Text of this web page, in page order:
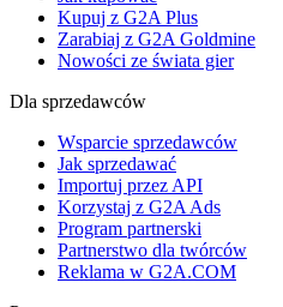
Kupuj z G2A Plus
Zarabiaj z G2A Goldmine
Nowości ze świata gier
Dla sprzedawców
Wsparcie sprzedawców
Jak sprzedawać
Importuj przez API
Korzystaj z G2A Ads
Program partnerski
Partnerstwo dla twórców
Reklama w G2A.COM